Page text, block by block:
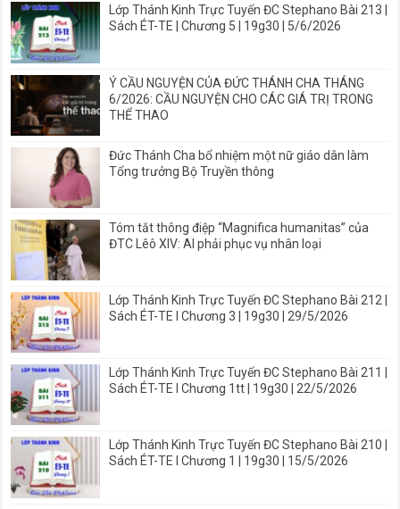
Lớp Thánh Kinh Trực Tuyến ĐC Stephano Bài 213 |
Sách ÉT-TE | Chương 5 | 19g30 | 5/6/2026
Ý CẦU NGUYỆN CỦA ĐỨC THÁNH CHA THÁNG
6/2026: CẦU NGUYỆN CHO CÁC GIÁ TRỊ TRONG
THỂ THAO
Đức Thánh Cha bổ nhiệm một nữ giáo dân làm
Tổng trưởng Bộ Truyền thông
Tóm tắt thông điệp “Magnifica humanitas” của
ĐTC Lêô XIV: AI phải phục vụ nhân loại
Lớp Thánh Kinh Trực Tuyến ĐC Stephano Bài 212 |
Sách ÉT-TE I Chương 3 | 19g30 | 29/5/2026
Lớp Thánh Kinh Trực Tuyến ĐC Stephano Bài 211 |
Sách ÉT-TE I Chương 1tt | 19g30 | 22/5/2026
Lớp Thánh Kinh Trực Tuyến ĐC Stephano Bài 210 |
Sách ÉT-TE I Chương 1 | 19g30 | 15/5/2026